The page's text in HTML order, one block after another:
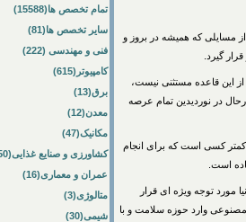
مسایلی که همیشه در بروز و
گیرد.
این قاعده مستثنی نیست،
در نوردیدین تمام عرصه
کمتر کسی است که برای انجام
است.
مورد توجه ویژه ای قرار
وارد حوزه سلامت و با
تمام تخصص ها(15588)
سایر تخصص ها(81)
فنی و مهندسی (222)
کامپیوتر(615)
برق(13)
معدن(12)
مکانیک(47)
کشاورزی و صنایع غذایی(50)
عمران و معماری(16)
متالوژی(3)
شیمی(30)